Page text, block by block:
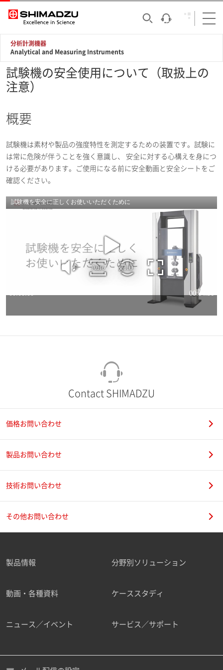
分析計測機器
Analytical and Measuring Instruments
試験機の安全使用について（取扱上の
注意）
概要
試験機は素材や製品の強度特性を測定するための装置です。試験に
は常に危険が伴うことを強く意識し、 安全に対する心構えを身につ
ける必要があります。ご使用になる前に安全動画と安全シートをご
確認ください。
Contact SHIMADZU
価格お問い合わせ
製品お問い合わせ
技術お問い合わせ
その他お問い合わせ
製品情報 分野別ソリューション
動画・各種資料 ケーススタディ
ニュース／イベント サービス／サポート